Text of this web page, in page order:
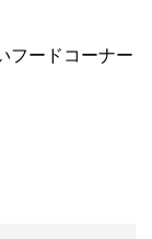
フードコーナー